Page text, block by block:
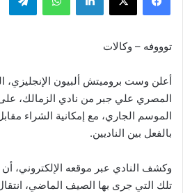
توووفه – وكالات
أعلن وست بروميتش ألبيون الإنجليزي،
المصري علي جبر من نادي الزمالك، على
الموسم الجاري، مع إمكانية الشراء
بالفعل بين الناديين.
وكشف النادي عبر موقعه الإلكتروني،
تلك التي جرى بها الصيف الماضي،